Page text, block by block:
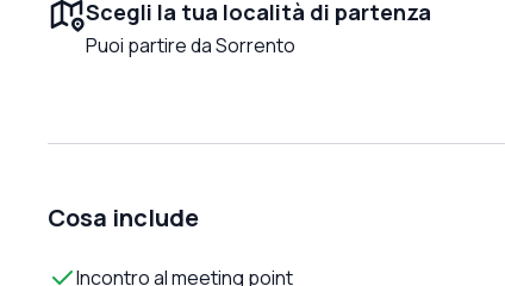
Scegli la tua località di partenza
Puoi partire da Sorrento
Cosa include
Incontro al meeting point